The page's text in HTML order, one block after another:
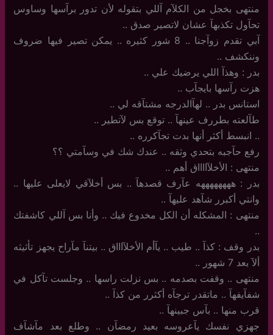
منتهى بخجل من الكلآم آللي بتقوله لأن تدور برآسها وساوس
تحآول تكذبهآ عشان لاتصير صدق ..
آبي تقدم زوآجنا .. 8 شور كثيره .. يمكن تصير فيها ضروف
وننكشف ..
بدر : وهذآ اللي يرضيك علي ..
هزت رآسها بايجآب ..
استانس بدر .. لهآالدرجه مشتآقه لي ..
طآلعته بطررف عينهآ ‏.. توقع بس لآتطير ..
..‏ انبسط أكثر أنها بدت تجآكرره ..
رفع حآجبه بتحدي وثقه .. عندك شك في وسآمتي ؟؟
منتهى : الأخلآااااق أهم ..
بدر : ههههههههه عآرف قصدهآ .. بس أخلآقي لايعلى عليها ..
وانتي أكبرر شآهد عليهآ ..
منتهى : المشكله أن الكل مخدوع فيك .. وأنا بس آللي كاشفتك
..
بدر وقف : كذآ .. طيب .. يآأم الأخلآاااق .. بيتنآ مآراح يجهز تأثيثه
ألآ بعد 7 شهور ..
منتهى .. وقفت بصدمه .. بس نزلت راسها .. وجلست تآكل في
شفآيفهآ .. ماتقدر ترجآه أكثرر من كذآ ..
قرب منها .. بآس جبينهآ ..
جهزي نفسك يآعروسه بعيد رمضآن .. وطلع بعد مآشآف